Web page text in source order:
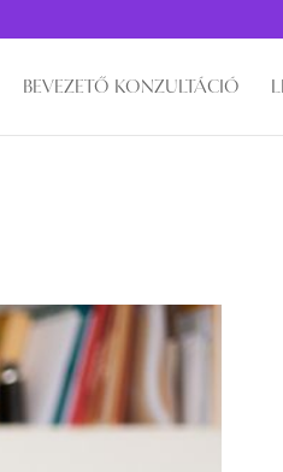
BEVEZETŐ KONZULTÁCIÓ